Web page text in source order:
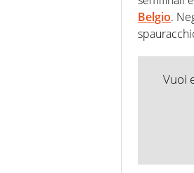
Belgio.
Vuoi